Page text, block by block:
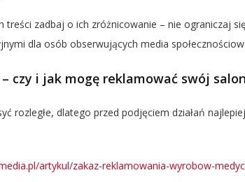
treści zadbaj o ich zróżnicowanie – nie ograniczaj
dla osób obserwujących media
czy i jak mogę reklamować swój
rozległe, dlatego przed podjęciem działań
artykul/zakaz-reklamowania-wyrobow-